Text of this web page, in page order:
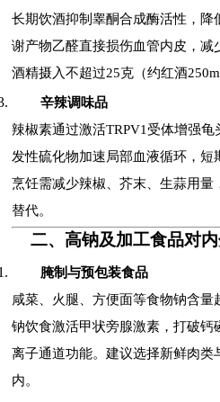
长期饮酒抑制睾酮合成酶活性，
谢产物乙醛直接损伤血管内皮，减
酒精摄入不超过25克（约红酒
辛辣调味品
辣椒素通过激活TRPV1受体增强
发性硫化物加速局部血液循环，短
烹饪需减少辣椒、芥末、生蒜用
替代。
二、高钠及加工食品对
腌制与预包装食品
咸菜、火腿、方便面等食物钠含量
钠饮食激活甲状旁腺激素，打破钙
离子通道功能。建议选择新鲜肉类
内。